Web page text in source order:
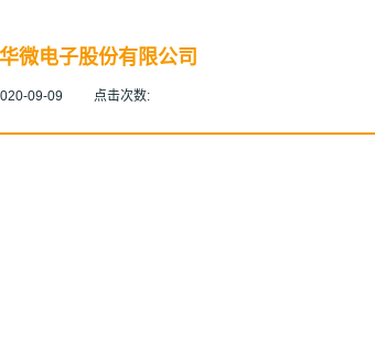
微电子股份有限公司
09-09 点击次数: